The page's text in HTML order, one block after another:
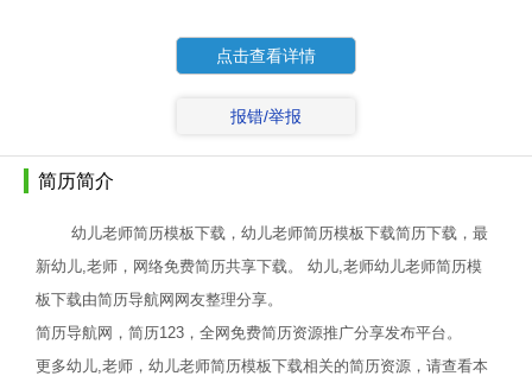
点击查看详情
报错/举报
简历简介
幼儿老师简历模板下载，幼儿老师简历模板下载简历下载，最
新幼儿,老师，网络免费简历共享下载。 幼儿,老师幼儿老师简历模
板下载由简历导航网网友整理分享。
简历导航网，简历123，全网免费简历资源推广分享发布平台。
更多幼儿,老师，幼儿老师简历模板下载相关的简历资源，请查看本